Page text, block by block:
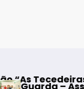
– Uma
dos